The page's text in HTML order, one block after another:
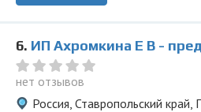
6. ИП Ахромкина Е В - представитель ООО
нет отзывов
Россия, Ставропольский